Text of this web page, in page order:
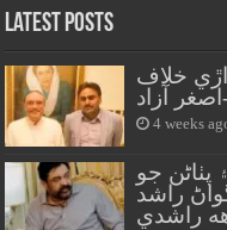
Latest Posts
خلاف
آزاد
4 weeks
جو
راشد
راشدي